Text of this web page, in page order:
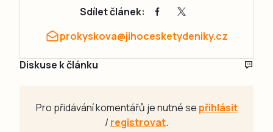
Sdílet článek:
prokyskova@jihocesketydeniky.cz
Diskuse k článku
Pro přidávání komentářů je nutné se přihlásit
/registrovat.